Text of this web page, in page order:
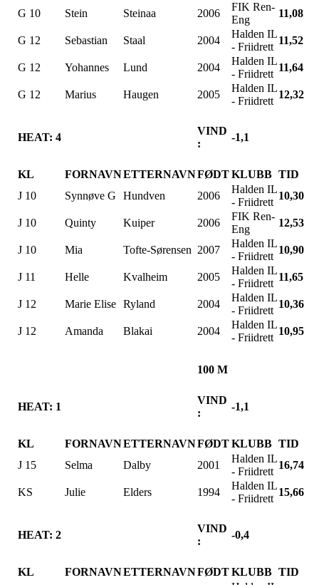
G 10 Stein Steinaa 2006
FIK Ren-
Eng
11,08
G 12 Sebastian Staal 2004
Halden IL
- Friidrett
11,52
G 12 Yohannes Lund 2004
Halden IL
- Friidrett
11,64
G 12 Marius Haugen 2005
Halden IL
- Friidrett
12,32
HEAT: 4
VIND
:
-1,1
KL FORNAVNETTERNAVNFØDTKLUBB TID
J 10
Synnøve G Hundven 2006
Halden IL
- Friidrett
10,30
J 10 Quinty Kuiper 2006
FIK Ren-
Eng
12,53
J 10 Mia Tofte-Sørensen 2007
Halden IL
- Friidrett
10,90
J 11 Helle Kvalheim 2005
Halden IL
- Friidrett
11,65
J 12 Marie Elise Ryland 2004
Halden IL
- Friidrett
10,36
J 12 Amanda Blakai 2004
Halden IL
- Friidrett
10,95
100 M
HEAT: 1
VIND
:
-1,1
KL FORNAVNETTERNAVNFØDTKLUBB TID
J 15
Selma Dalby 2001
Halden IL
- Friidrett
16,74
KS Julie Elders 1994
Halden IL
- Friidrett
15,66
HEAT: 2
VIND
:
-0,4
KL FORNAVNETTERNAVNFØDTKLUBB TID